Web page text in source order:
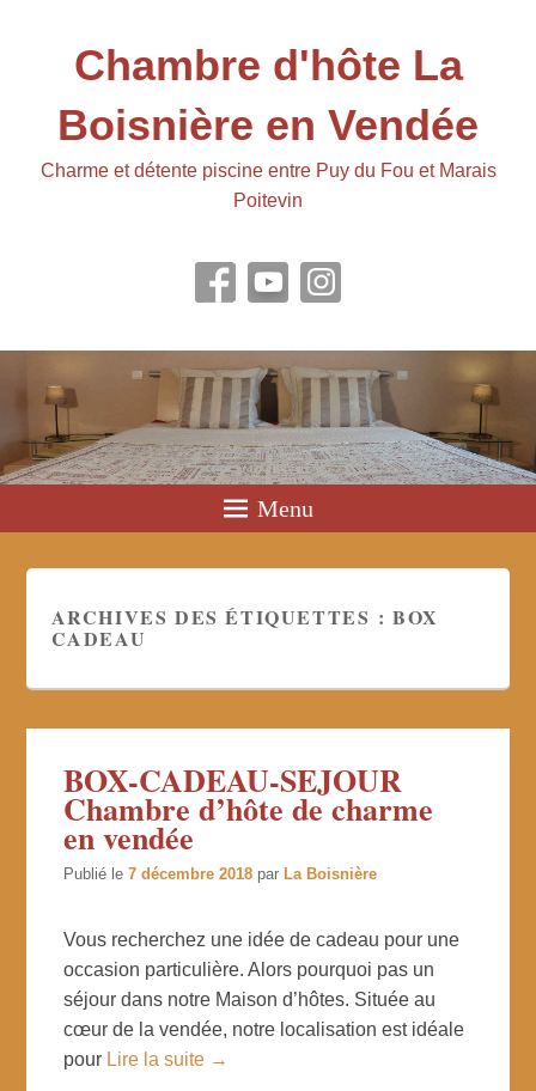
Chambre d'hôte La
Boisnière en Vendée
Charme et détente piscine entre Puy du Fou et Marais
Poitevin
Menu
ARCHIVES DES ÉTIQUETTES :BOX
CADEAU
BOX-CADEAU-SEJOUR
Chambre d’hôte de charme
en vendée
Publié le7 décembre 2018 par La Boisnière
Vous recherchez une idée de cadeau pour une
occasion particulière. Alors pourquoi pas un
séjour dans notre Maison d’hôtes. Située au
cœur de la vendée, notre localisation est idéale
pour Lire la suite →